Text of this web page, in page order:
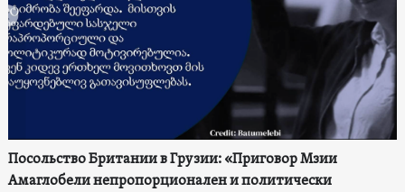
Посольство Британии в Грузии: «Приговор Мзии
Амаглобели непропорционален и политически